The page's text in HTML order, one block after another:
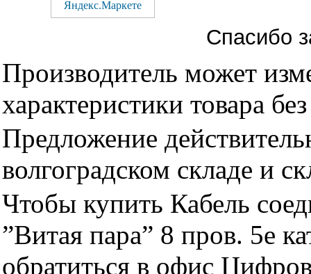
Спасибо
Производитель может
характеристики товара
Предложение
волгоградском складе и
Чтобы купить Кабель
”Витая пара” 8 пров. 5e
обратиться в офис